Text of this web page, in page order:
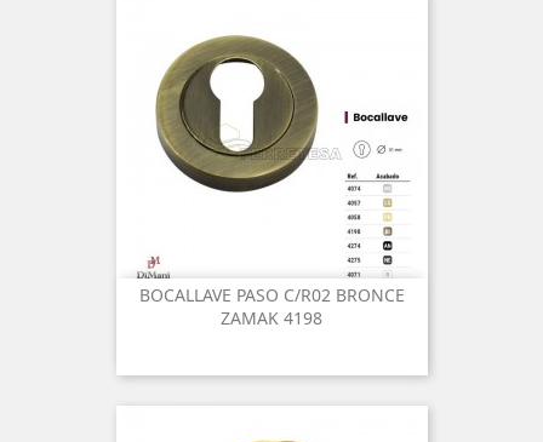
BOCALLAVE PASO C/R02 BRONCE
ZAMAK 4198